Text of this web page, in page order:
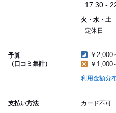
17:30 -
火・水・土
定休日
予算
（口コミ集計）
￥2,000
￥1,000
利用金額分
支払い方法 カード不可